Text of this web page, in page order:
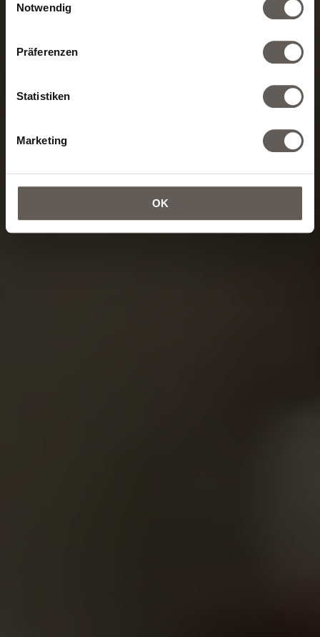
Notwendig
Präferenzen
Statistiken
Marketing
OK